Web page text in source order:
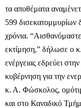
τα αποθέματα
599 δισεκατομμυρίων
χρόνια.
εκτίμηση,” δήλωσε ο
ενέργειας εδρεύει
κυβέρνηση για την
κ. Α. Φώσκολος,
και στο Καναδικό